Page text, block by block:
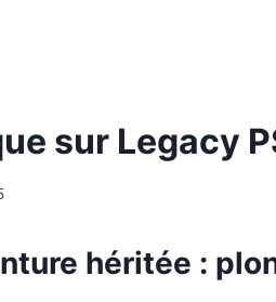
sur Legacy
héritée :